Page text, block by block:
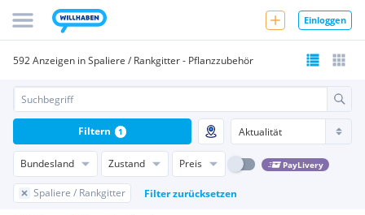
Einloggen
592 Anzeigen in Spaliere / Rankgitter - Pflanzzubehör
Bundesland Zustand Preis PayLivery
Spaliere / Rankgitter Filter zurücksetzen
Filtern 1